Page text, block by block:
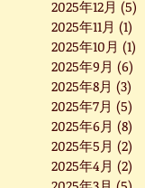
2025年12月 (5)
2025年11月 (1)
2025年10月 (1)
2025年9月 (6)
2025年8月 (3)
2025年7月 (5)
2025年6月 (8)
2025年5月 (2)
2025年4月 (2)